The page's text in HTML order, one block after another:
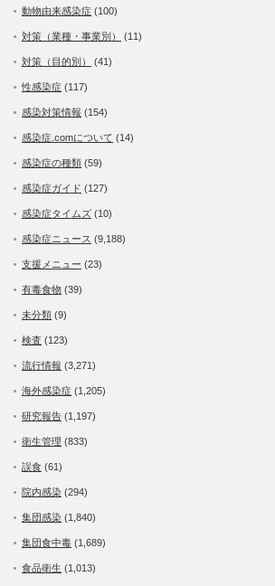
動物由来感染症 (100)
対策（業種・事業別） (11)
対策（目的別） (41)
性感染症 (117)
感染対策情報 (154)
感染症.comについて (14)
感染症の種類 (59)
感染症ガイド (127)
感染症タイムズ (10)
感染症ニュース (9,188)
支援メニュー (23)
有毒食物 (39)
未分類 (9)
検査 (123)
流行情報 (3,271)
海外感染症 (1,205)
研究報告 (1,197)
衛生管理 (833)
誤食 (61)
院内感染 (294)
集団感染 (1,840)
集団食中毒 (1,689)
食品衛生 (1,013)